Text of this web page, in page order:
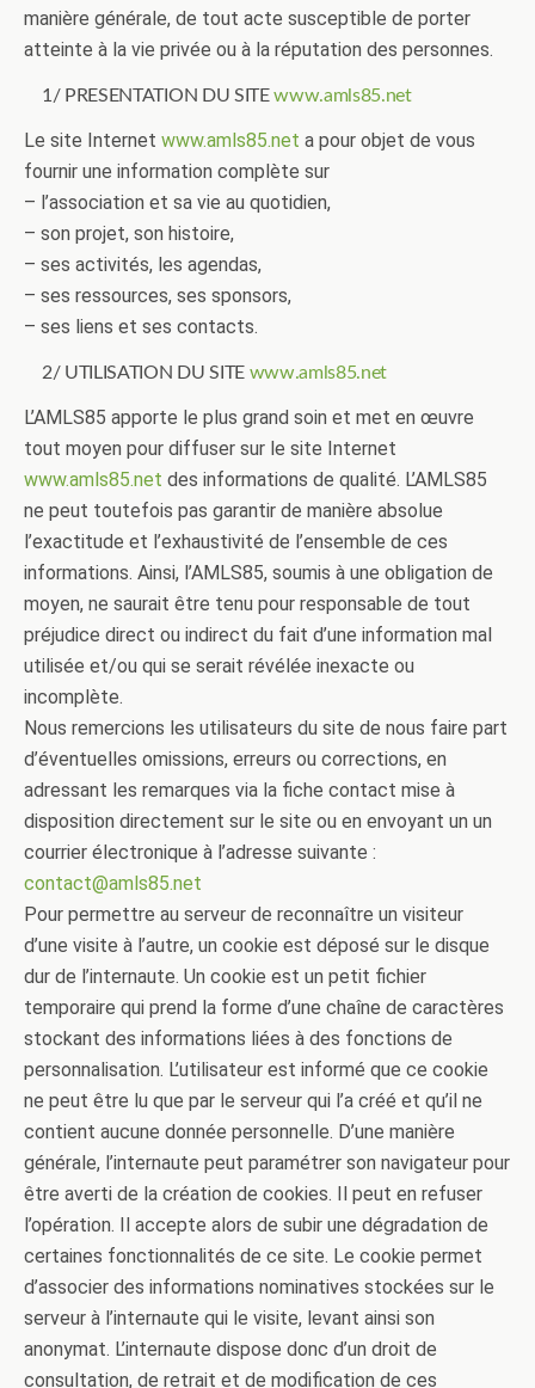
manière générale, de tout acte susceptible de porter
atteinte à la vie privée ou à la réputation des personnes.
1/ PRESENTATION DU SITEwww.amls85.net
Le site Internet www.amls85.net a pour objet de vous
fournir une information complète sur
– l’association et sa vie au quotidien,
– son projet, son histoire,
– ses activités, les agendas,
– ses ressources, ses sponsors,
– ses liens et ses contacts.
2/ UTILISATION DU SITE www.amls85.net
L’AMLS85 apporte le plus grand soin et met en œuvre
tout moyen pour diffuser sur le site Internet
www.amls85.net des informations de qualité. L’AMLS85
ne peut toutefois pas garantir de manière absolue
l’exactitude et l’exhaustivité de l’ensemble de ces
informations. Ainsi, l’AMLS85, soumis à une obligation de
moyen, ne saurait être tenu pour responsable de tout
préjudice direct ou indirect du fait d’une information mal
utilisée et/ou qui se serait révélée inexacte ou
incomplète.
Nous remercions les utilisateurs du site de nous faire part
d’éventuelles omissions, erreurs ou corrections, en
adressant les remarques via la fiche contact mise à
disposition directement sur le site ou en envoyant un un
courrier électronique à l’adresse suivante :
contact@amls85.net
Pour permettre au serveur de reconnaître un visiteur
d’une visite à l’autre, un cookie est déposé sur le disque
dur de l’internaute. Un cookie est un petit fichier
temporaire qui prend la forme d’une chaîne de caractères
stockant des informations liées à des fonctions de
personnalisation. L’utilisateur est informé que ce cookie
ne peut être lu que par le serveur qui l’a créé et qu’il ne
contient aucune donnée personnelle. D’une manière
générale, l’internaute peut paramétrer son navigateur pour
être averti de la création de cookies. Il peut en refuser
l’opération. Il accepte alors de subir une dégradation de
certaines fonctionnalités de ce site. Le cookie permet
d’associer des informations nominatives stockées sur le
serveur à l’internaute qui le visite, levant ainsi son
anonymat. L’internaute dispose donc d’un droit de
consultation, de retrait et de modification de ces